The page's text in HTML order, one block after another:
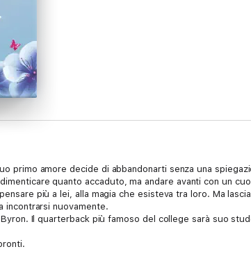
primo amore decide di abbandonarti senza una
quanto accaduto, ma andare avanti con un
più a lei, alla magia che esisteva tra loro. Ma
incontrarsi nuovamente.
Il quarterback più famoso del college sarà suo